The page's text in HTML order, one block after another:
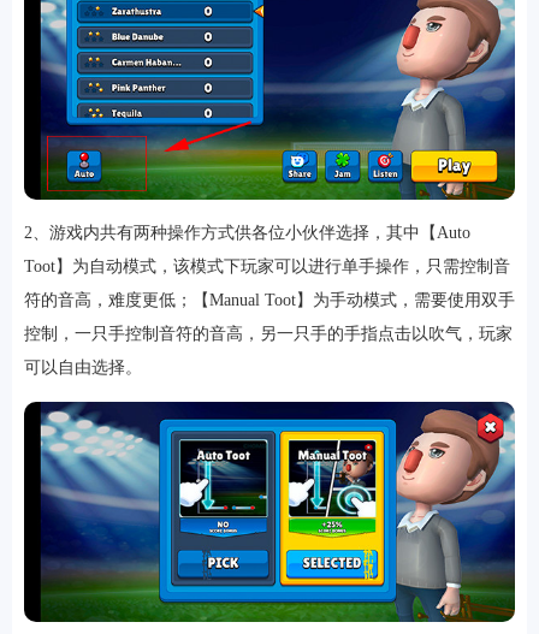
软件
资讯
2、游戏内共有两种操作方式供各位小伙伴选择，其中【Auto
Toot】为自动模式，该模式下玩家可以进行单手操作，只需控制音
符的音高，难度更低；【Manual Toot】为手动模式，需要使用双手
控制，一只手控制音符的音高，另一只手的手指点击以吹气，玩家
可以自由选择。